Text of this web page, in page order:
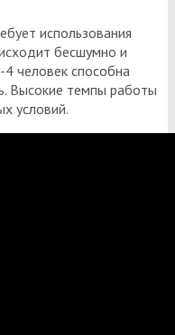
использования
бесшумно и
4 человек способна
Высокие темпы работы
условий.